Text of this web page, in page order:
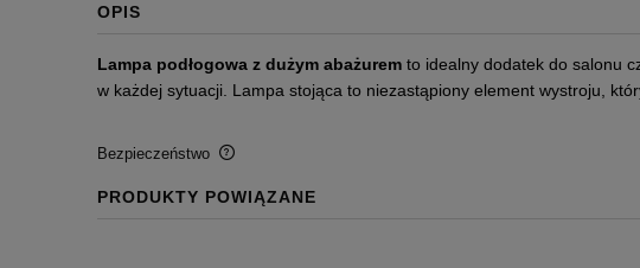
OPIS
Lampa podłogowa z dużym abażurem to idealny dodatek do salonu
w każdej sytuacji. Lampa stojąca to niezastąpiony element wystroju,
Bezpieczeństwo
PRODUKTY POWIĄZANE